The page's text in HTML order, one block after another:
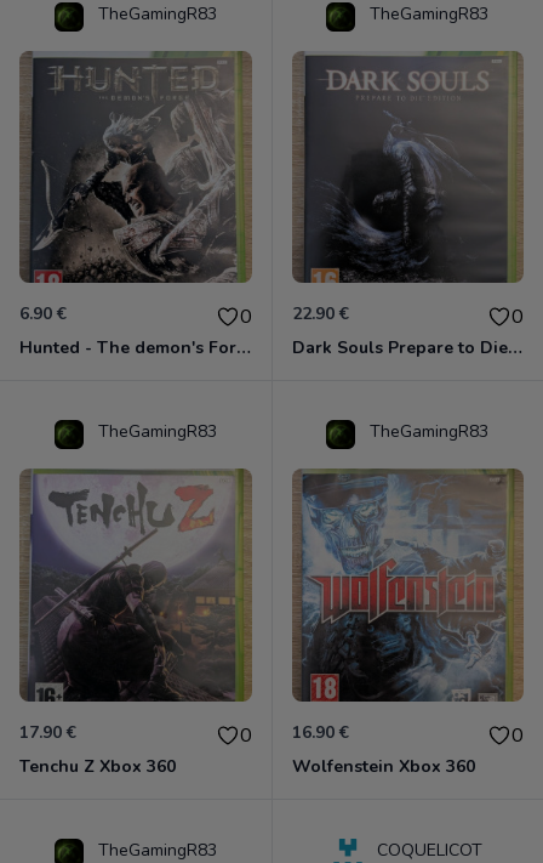
TheGamingR83
6.90 € 0
Hunted - The demon's Forge Xbox 360 (Complet CIB)
TheGamingR83
22.90 € 0
Dark Souls Prepare to Die Edition XBOX 360
TheGamingR83
17.90 € 0
Tenchu Z Xbox 360
TheGamingR83
16.90 € 0
Wolfenstein Xbox 360
TheGamingR83 COQUELICOT